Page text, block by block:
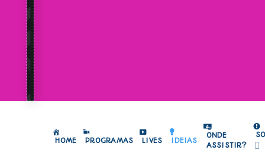
HOME PROGRAMAS LIVES IDEIAS
ONDE
ASSISTIR?